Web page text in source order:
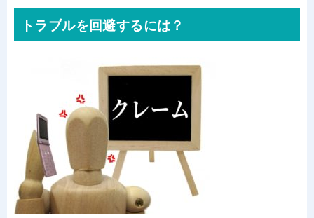
トラブルを回避するには？